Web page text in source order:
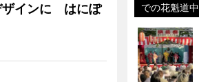
ザインに はにぽ
での花魁道中